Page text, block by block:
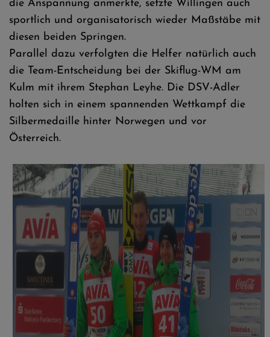
die Anspannung anmerkte, setzte Willingen auch
sportlich und organisatorisch wieder Maßstäbe mit
diesen beiden Springen.
Parallel dazu verfolgten die Helfer natürlich auch
die Team-Entscheidung bei der Skiflug-WM am
Kulm mit ihrem Stephan Leyhe. Die DSV-Adler
holten sich in einem spannenden Wettkampf die
Silbermedaille hinter Norwegen und vor
Österreich.